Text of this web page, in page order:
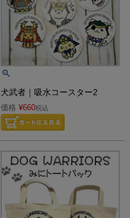
犬武者｜吸水コースター2
価格 ¥660税込